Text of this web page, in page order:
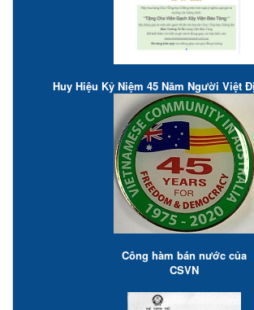
Huy Hiệu Kỷ Niệm 45 Năm Người Việt
Công hàm bán nước của
CSVN